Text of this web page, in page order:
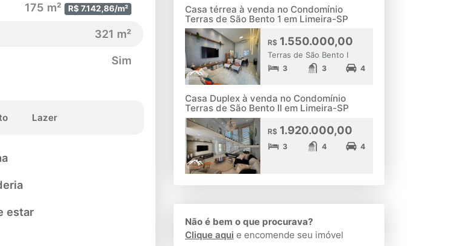
175 m² R$ 7.142,86/m²
321 m²
Sim
Lazer
estar
Casa térrea à venda no Condomínio
Terras de São Bento 1 em Limeira-SP
R$1.550.000,00
Terras de São Bento I
3 3 4
Casa Duplex à venda no Condomínio
Terras de São Bento II em Limeira-SP
R$1.920.000,00
3 4 4
Não é bem o que procurava?
Clique aqui e encomende seu imóvel